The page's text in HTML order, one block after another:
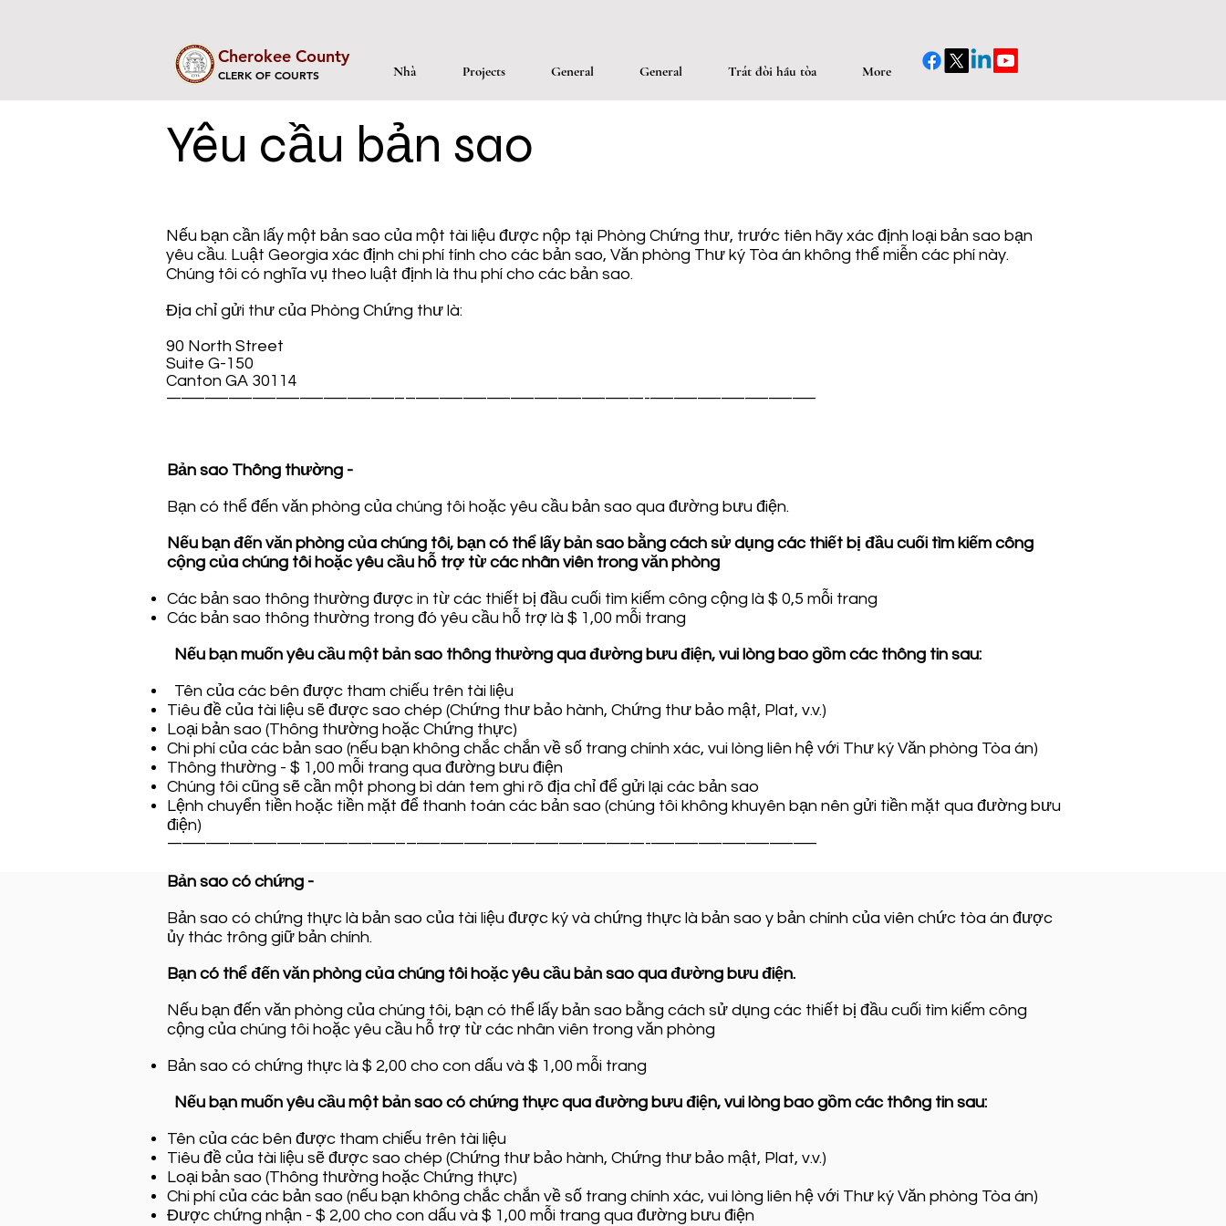
Cherokee County
CLERK OF COURTS Nhà Projects General General Trát đòi hầu tòa More
Yêu cầu bản sao
Nếu bạn cần lấy một bản sao của một tài liệu được nộp tại Phòng Chứng thư, trước tiên hãy xác định loại bản sao bạn
yêu cầu. Luật Georgia xác định chi phí tính cho các bản sao, Văn phòng Thư ký Tòa án không thể miễn các phí này.
Chúng tôi có nghĩa vụ theo luật định là thu phí cho các bản sao.
Địa chỉ gửi thư của Phòng Chứng thư là:
90 North Street
Suite G-150
Canton GA 30114
-------------------------------------------------- -------------------------------------------------- ------------------------------------
Bản sao Thông thường -
Bạn có thể đến văn phòng của chúng tôi hoặc yêu cầu bản sao qua đường bưu điện.
Nếu bạn đến văn phòng của chúng tôi, bạn có thể lấy bản sao bằng cách sử dụng các thiết bị đầu cuối tìm kiếm công
cộng của chúng tôi hoặc yêu cầu hỗ trợ từ các nhân viên trong văn phòng
Các bản sao thông thường được in từ các thiết bị đầu cuối tìm kiếm công cộng là $ 0,5 mỗi trang
Các bản sao thông thường trong đó yêu cầu hỗ trợ là $ 1,00 mỗi trang
Nếu bạn muốn yêu cầu một bản sao thông thường qua đường bưu điện, vui lòng bao gồm các thông tin sau:
Tên của các bên được tham chiếu trên tài liệu
Tiêu đề của tài liệu sẽ được sao chép (Chứng thư bảo hành, Chứng thư bảo mật, Plat, v.v.)
Loại bản sao (Thông thường hoặc Chứng thực)
Chi phí của các bản sao (nếu bạn không chắc chắn về số trang chính xác, vui lòng liên hệ với Thư ký Văn phòng Tòa án)
Thông thường - $ 1,00 mỗi trang qua đường bưu điện
Chúng tôi cũng sẽ cần một phong bì dán tem ghi rõ địa chỉ để gửi lại các bản sao
Lệnh chuyển tiền hoặc tiền mặt để thanh toán các bản sao (chúng tôi không khuyên bạn nên gửi tiền mặt qua đường bưu
điện)
-------------------------------------------------- -------------------------------------------------- ------------------------------------
Bản sao có chứng -
Bản sao có chứng thực là bản sao của tài liệu được ký và chứng thực là bản sao y bản chính của viên chức tòa án được
ủy thác trông giữ bản chính.
Bạn có thể đến văn phòng của chúng tôi hoặc yêu cầu bản sao qua đường bưu điện.
Nếu bạn đến văn phòng của chúng tôi, bạn có thể lấy bản sao bằng cách sử dụng các thiết bị đầu cuối tìm kiếm công
cộng của chúng tôi hoặc yêu cầu hỗ trợ từ các nhân viên trong văn phòng
Bản sao có chứng thực là $ 2,00 cho con dấu và $ 1,00 mỗi trang
Nếu bạn muốn yêu cầu một bản sao có chứng thực qua đường bưu điện, vui lòng bao gồm các thông tin sau:
Tên của các bên được tham chiếu trên tài liệu
Tiêu đề của tài liệu sẽ được sao chép (Chứng thư bảo hành, Chứng thư bảo mật, Plat, v.v.)
Loại bản sao (Thông thường hoặc Chứng thực)
Chi phí của các bản sao (nếu bạn không chắc chắn về số trang chính xác, vui lòng liên hệ với Thư ký Văn phòng Tòa án)
Được chứng nhận - $ 2,00 cho con dấu và $ 1,00 mỗi trang qua đường bưu điện